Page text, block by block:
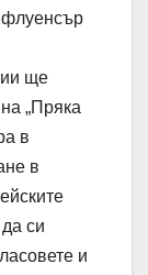
ще
„Пряка
в
в
си
и